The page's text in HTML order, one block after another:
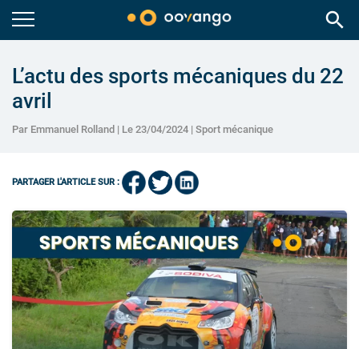
search
L’actu des sports mécaniques du 22
avril
Par Emmanuel Rolland | Le 23/04/2024 | Sport mécanique
PARTAGER L'ARTICLE SUR :